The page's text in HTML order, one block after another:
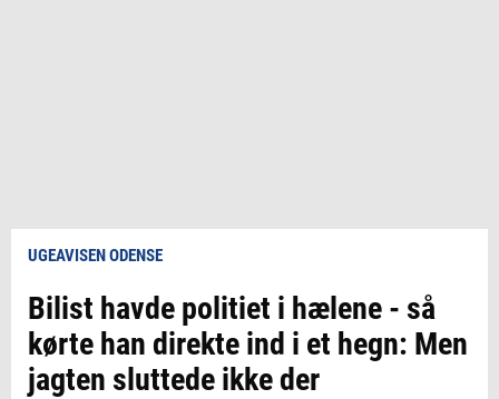
UGEAVISEN ODENSE
Bilist havde politiet i hælene - så
kørte han direkte ind i et hegn: Men
jagten sluttede ikke der